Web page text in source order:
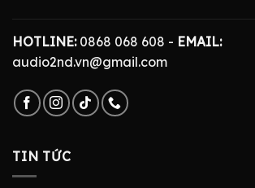
HOTLINE:0868 068 608 - EMAIL:
audio2nd.vn@gmail.com
TIN TỨC